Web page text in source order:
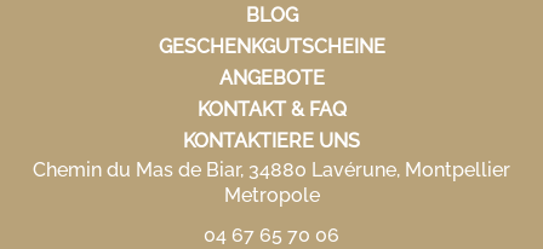
BLOG
GESCHENKGUTSCHEINE
ANGEBOTE
KONTAKT & FAQ
KONTAKTIERE UNS
Chemin du Mas de Biar, 34880 Lavérune, Montpellier
Metropole
04 67 65 70 06